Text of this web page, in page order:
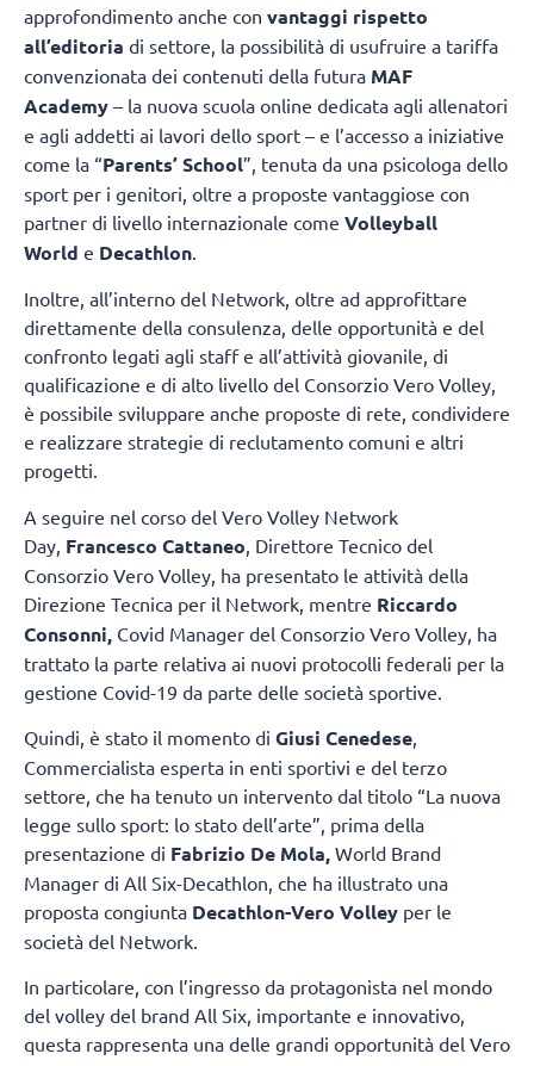
approfondimento anche con vantaggi rispetto
all’editoria di settore, la possibilità di usufruire a tariffa
convenzionata dei contenuti della futura MAF
Academy – la nuova scuola online dedicata agli allenatori
e agli addetti ai lavori dello sport – e l’accesso a iniziative
come la “Parents’ School”, tenuta da una psicologa dello
sport per i genitori, oltre a proposte vantaggiose con
partner di livello internazionale come Volleyball
World e Decathlon
Inoltre, all’interno del Network, oltre ad approfittare
direttamente della consulenza, delle opportunità e del
confronto legati agli staff e all’attività giovanile, di
qualificazione e di alto livello del Consorzio Vero Volley,
è possibile sviluppare anche proposte di rete, condividere
e realizzare strategie di reclutamento comuni e altri
progetti.
A seguire nel corso del Vero Volley Network
Day, Francesco Cattaneo , Direttore Tecnico del
Consorzio Vero Volley, ha presentato le attività della
Direzione Tecnica per il Network, mentre Riccardo
Consonni, Covid Manager del Consorzio Vero Volley, ha
trattato la parte relativa ai nuovi protocolli federali per la
gestione Covid-19 da parte delle società sportive.
Quindi, è stato il momento di Giusi Cenedese,
Commercialista esperta in enti sportivi e del terzo
settore, che ha tenuto un intervento dal titolo “La nuova
legge sullo sport: lo stato dell’arte”, prima della
presentazione di Fabrizio De Mola, World Brand
Manager di All Six-Decathlon, che ha illustrato una
proposta congiunta Decathlon-Vero Volley per le
società del Network.
In particolare, con l’ingresso da protagonista nel mondo
del volley del brand All Six, importante e innovativo,
questa rappresenta una delle grandi opportunità del Vero